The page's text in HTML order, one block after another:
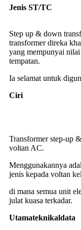
Jenis ST/TC
Step up & down
transformer direka
yang mempunyai
tempatan.
Ia selamat untuk
Ciri
Transformer step-up
voltan AC.
Menggunakannya
jenis kepada voltan
di mana semua unit
julat kuasa terkadar.
Utamateknikaldata